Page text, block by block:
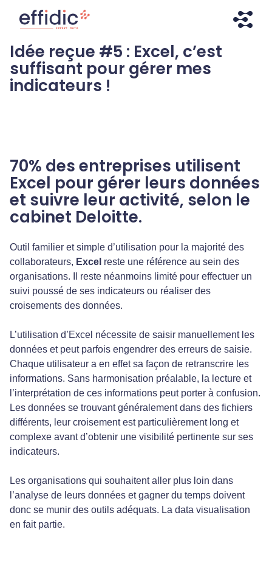
directement
contenu
navigation
Effidic – Expert Data
Faites briller vos données !
Idée reçue #5 : Excel, c’est
suffisant pour gérer mes
indicateurs !
70% des entreprises utilisent
Excel pour gérer leurs données
et suivre leur activité, selon le
cabinet Deloitte.
Outil familier et simple d’utilisation pour la majorité des
collaborateurs, Excel reste une référence au sein des
organisations. Il reste néanmoins limité pour effectuer un
suivi poussé de ses indicateurs ou réaliser des
croisements des données.
L’utilisation d’Excel nécessite de saisir manuellement les
données et peut parfois engendrer des erreurs de saisie.
Chaque utilisateur a en effet sa façon de retranscrire les
informations. Sans harmonisation préalable, la lecture et
l’interprétation de ces informations peut porter à confusion.
Les données se trouvant généralement dans des fichiers
différents, leur croisement est particulièrement long et
complexe avant d’obtenir une visibilité pertinente sur ses
indicateurs.
Les organisations qui souhaitent aller plus loin dans
l’analyse de leurs données et gagner du temps doivent
donc se munir des outils adéquats. La data visualisation
en fait partie.